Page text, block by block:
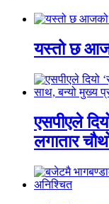
यस्तो छ
एसपीएले
लगातार